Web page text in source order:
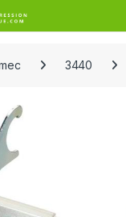
3440